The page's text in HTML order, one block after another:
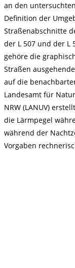
an den
Definition der
Straßenabschnitte
der L 507 und der L
gehöre die
Straßen
auf die
Landesamt für
NRW (LANUV)
die Lärmpegel
während der
Vorgaben